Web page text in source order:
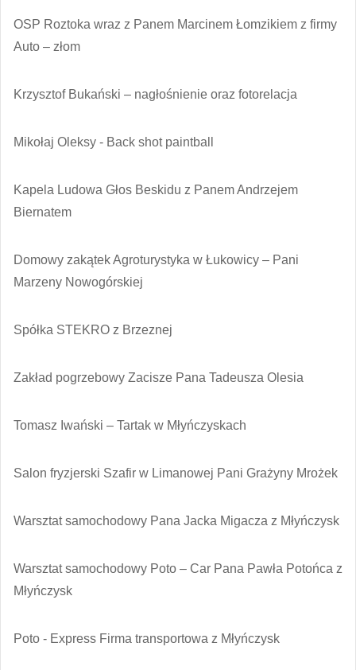
OSP Roztoka wraz z Panem Marcinem Łomzikiem z firmy
Auto – złom
Krzysztof Bukański – nagłośnienie oraz fotorelacja
Mikołaj Oleksy - Back shot paintball
Kapela Ludowa Głos Beskidu z Panem Andrzejem
Biernatem
Domowy zakątek Agroturystyka w Łukowicy – Pani
Marzeny Nowogórskiej
Spółka STEKRO z Brzeznej
Zakład pogrzebowy Zacisze Pana Tadeusza Olesia
Tomasz Iwański – Tartak w Młyńczyskach
Salon fryzjerski Szafir w Limanowej Pani Grażyny Mrożek
Warsztat samochodowy Pana Jacka Migacza z Młyńczysk
Warsztat samochodowy Poto – Car Pana Pawła Potońca z
Młyńczysk
Poto - Express Firma transportowa z Młyńczysk